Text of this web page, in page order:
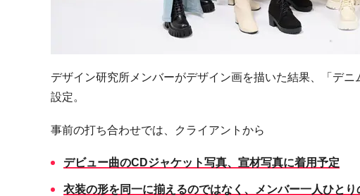
デザイン研究所メンバーがデザイン画を描いた結果、「デ
設定。
事前の打ち合わせでは、クライアントから
デビュー曲のCDジャケット写真、宣材写真に着用予定
衣装の形を同一に揃えるのではなく、メンバー一人ひと